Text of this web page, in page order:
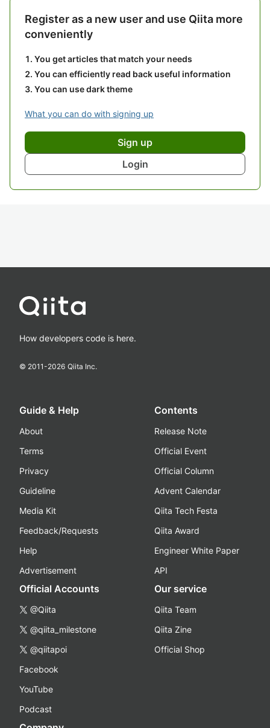
Register as a new user and use Qiita more
conveniently
You get articles that match your needs
You can efficiently read back useful information
You can use dark theme
What you can do with signing up
Sign up
Login
How developers code is here.
© 2011-2026 Qiita Inc.
Guide & Help
About
Terms
Privacy
Guideline
Media Kit
Feedback/Requests
Help
Advertisement
Contents
Release Note
Official Event
Official Column
Advent Calendar
Qiita Tech Festa
Qiita Award
Engineer White Paper
API
Official Accounts
@Qiita
@qiita_milestone
@qiitapoi
Facebook
YouTube
Podcast
Our service
Qiita Team
Qiita Zine
Official Shop